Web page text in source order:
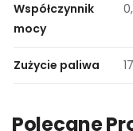
Współczynnik
mocy
Zużycie paliwa
Polecane